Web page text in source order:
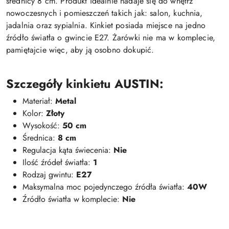
nowoczesnych i pomieszczeń takich jak: salon, kuchnia,
jadalnia oraz sypialnia. Kinkiet posiada miejsce na jedno
źródło światła o gwincie E27. Żarówki nie ma w komplecie,
pamiętajcie więc, aby ją osobno dokupić.
Szczegóły kinkietu AUSTIN:
Materiał: Metal
Kolor: Złoty
Wysokość: 50 cm
Średnica: 8 cm
Regulacja kąta świecenia: Nie
Ilość źródeł światła: 1
Rodzaj gwintu: E27
Maksymalna moc pojedynczego źródła światła: 40W
Źródło światła w komplecie: Nie